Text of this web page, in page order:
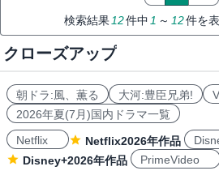
検索結果 12件中 1 ～ 12件を
クローズアップ
朝ドラ:風、薫る 大河:豊臣兄弟!
2026年夏(7月)国内ドラマ一覧
Netflix
Netflix2026年作品
Disney+2026年作品
PrimeVideo